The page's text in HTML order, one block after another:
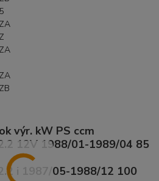
výr. kW PS ccm
12V 1988/01-1989/04 85
i 1987/05-1988/12 100